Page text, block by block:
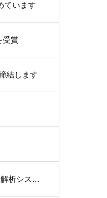
ています
受賞
結します
プライムスタイル、特定業務向けにカスタマイズ可能な「自然言語処理とAIによる社内外情報横断検索・解析システム」の提供を開始